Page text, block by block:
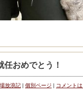
おめでとう！
放浪記 | 個別ページ | コメント